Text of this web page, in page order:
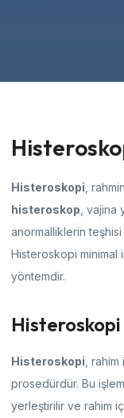
Histeroskopi ,
histeroskop ,
anormalliklerin teşhisi
Histeroskopi
yöntemdir.
Histeroskopi ,
prosedürdür. Bu
yerleştirilir ve rahim